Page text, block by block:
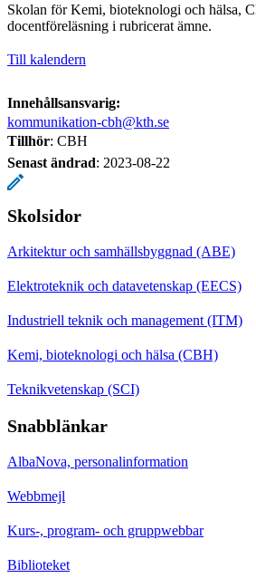
Skolan för Kemi, bioteknologi och hälsa,
docentföreläsning i rubricerat ämne.
Till kalendern
Innehållsansvarig:
kommunikation-cbh@kth.se
Tillhör: CBH
Senast ändrad: 2023-08-22
Skolsidor
Arkitektur och samhällsbyggnad (ABE)
Elektroteknik och datavetenskap (EECS)
Industriell teknik och management (ITM)
Kemi, bioteknologi och hälsa (CBH)
Teknikvetenskap (SCI)
Snabblänkar
AlbaNova, personalinformation
Webbmejl
Kurs-, program- och gruppwebbar
Biblioteket